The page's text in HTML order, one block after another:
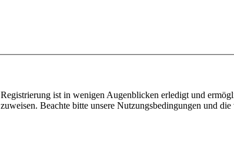
ist in wenigen Augenblicken erledigt und
Beachte bitte unsere Nutzungsbedingungen und